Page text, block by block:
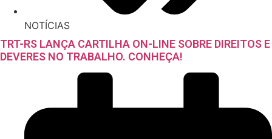
NOTÍCIAS
TRT-RS LANÇA CARTILHA ON-LINE SOBRE DIREITOS E
DEVERES NO TRABALHO. CONHEÇA!